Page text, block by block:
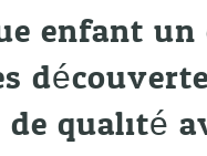
enfant un
qualité